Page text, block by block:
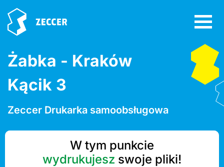
Żabka - Kraków
Kącik 3
Zeccer Drukarka samoobsługowa
W tym punkcie
wydrukujesz swoje pliki!